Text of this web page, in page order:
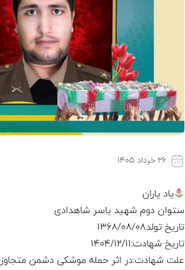
۲۶ خرداد ۱۴۰۵
یاد یاران
ستوان دوم شهید یاسر شاهدادی
تاریخ تولد۱۳۶۸/۰۸/۰۸
تاریخ شهادت:۱۴۰۴/۱۲/۱۱
علت شهادت:در اثر حمله موشکی دشمن متجاوز